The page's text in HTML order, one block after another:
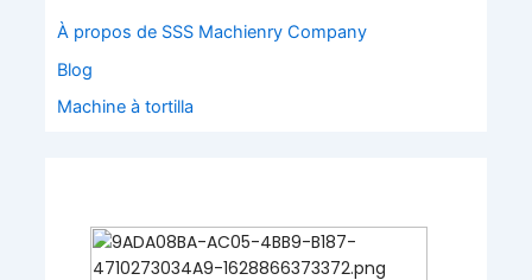
À propos de SSS Machienry Company
Blog
Machine à tortilla